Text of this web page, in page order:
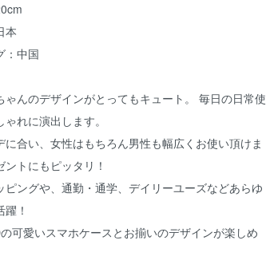
本
：中国
ゃんのデザインがとってもキュート。 毎日の日常使
れに演出します。
に合い、女性はもちろん男性も幅広くお使い頂けま
トにもピッタリ！
ピングや、通勤・通学、デイリーユーズなどあらゆ
！
可愛いスマホケースとお揃いのデザインが楽しめ